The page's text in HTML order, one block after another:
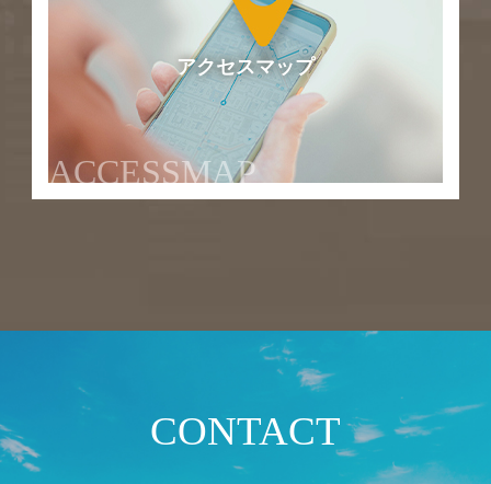
アクセスマップ
ACCESSMAP
CONTACT